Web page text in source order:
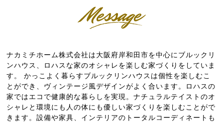
ナカミチホーム株式会社は大阪府岸和田市を中心にブルックリ
ンハウス、ロハスな家のオシャレを楽しむ家づくりをしていま
す。 かっこよく暮らすブルックリンハウスは個性を楽しむこ
とができ、ヴィンテージ風デザインがよく合います。ロハスの
家ではエコで健康的な暮らしを実現。ナチュラルテイストのオ
シャレと環境にも人の体にも優しい家づくりを楽しむことがで
きます。設備や家具、インテリアのトータルコーディネートも